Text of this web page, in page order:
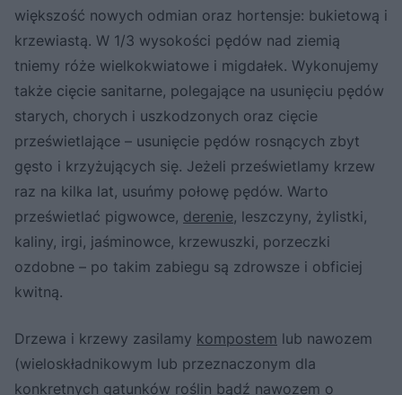
większość nowych odmian oraz hortensje: bukietową i
krzewiastą. W 1/3 wysokości pędów nad ziemią
tniemy róże wielkokwiatowe i migdałek. Wykonujemy
także cięcie sanitarne, polegające na usunięciu pędów
starych, chorych i uszkodzonych oraz cięcie
prześwietlające – usunięcie pędów rosnących zbyt
gęsto i krzyżujących się. Jeżeli prześwietlamy krzew
raz na kilka lat, usuńmy połowę pędów. Warto
prześwietlać pigwowce, derenie, leszczyny, żylistki,
kaliny, irgi, jaśminowce, krzewuszki, porzeczki
ozdobne – po takim zabiegu są zdrowsze i obficiej
kwitną.
Drzewa i krzewy zasilamy kompostem lub nawozem
(wieloskładnikowym lub przeznaczonym dla
konkretnych gatunków roślin bądź nawozem o